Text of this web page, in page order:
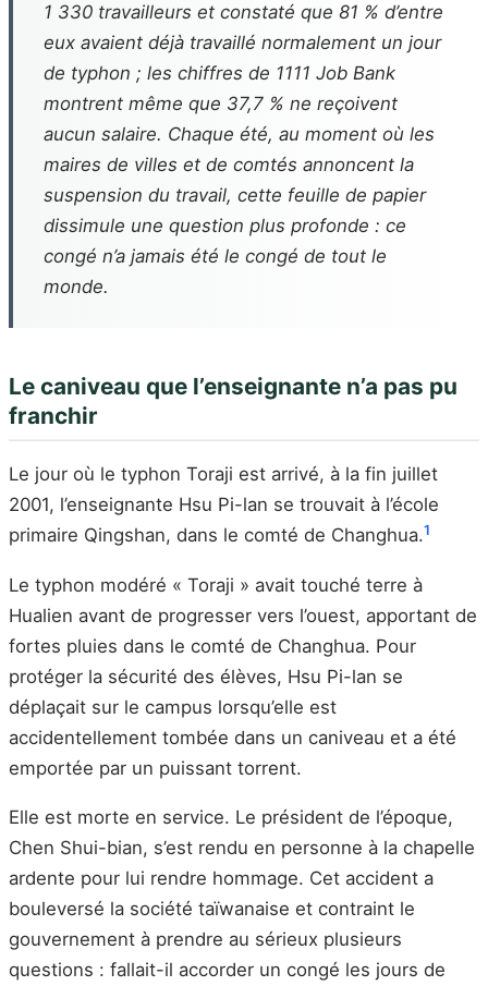
1 330 travailleurs et constaté que 81 % d’entre
eux avaient déjà travaillé normalement un jour
de typhon ; les chiffres de 1111 Job Bank
montrent même que 37,7 % ne reçoivent
aucun salaire. Chaque été, au moment où les
maires de villes et de comtés annoncent la
suspension du travail, cette feuille de papier
dissimule une question plus profonde : ce
congé n’a jamais été le congé de tout le
monde.
Le caniveau que l’enseignante n’a pas pu
franchir
Le jour où le typhon Toraji est arrivé, à la fin juillet
2001, l’enseignante Hsu Pi-lan se trouvait à l’école
primaire Qingshan, dans le comté de Changhua.1
Le typhon modéré « Toraji » avait touché terre à
Hualien avant de progresser vers l’ouest, apportant de
fortes pluies dans le comté de Changhua. Pour
protéger la sécurité des élèves, Hsu Pi-lan se
déplaçait sur le campus lorsqu’elle est
accidentellement tombée dans un caniveau et a été
emportée par un puissant torrent.
Elle est morte en service. Le président de l’époque,
Chen Shui-bian, s’est rendu en personne à la chapelle
ardente pour lui rendre hommage. Cet accident a
bouleversé la société taïwanaise et contraint le
gouvernement à prendre au sérieux plusieurs
questions : fallait-il accorder un congé les jours de